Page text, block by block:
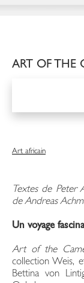
ART OF THE
Art africain
Textes de Peter
de Andreas
Un voyage
Art of the
collection Weis,
Bettina von